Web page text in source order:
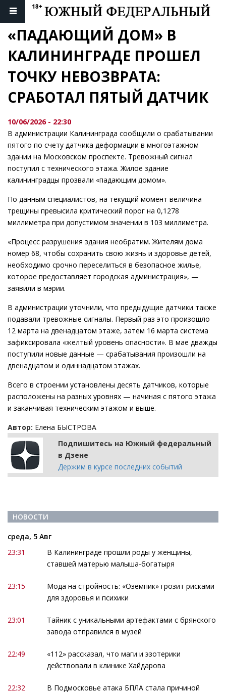
«ПАДАЮЩИЙ ДОМ» В
КАЛИНИНГРАДЕ ПРОШЕЛ
ТОЧКУ НЕВОЗВРАТА:
СРАБОТАЛ ПЯТЫЙ ДАТЧИК
10/06/2026 - 22:30
В администрации Калининграда сообщили о срабатывании
пятого по счету датчика деформации в многоэтажном
здании на Московском проспекте. Тревожный сигнал
поступил с технического этажа. Жилое здание
калининградцы прозвали «падающим домом».
По данным специалистов, на текущий момент величина
трещины превысила критический порог на 0,1278
миллиметра при допустимом значении в 103 миллиметра.
«Процесс разрушения здания необратим. Жителям дома
номер 68, чтобы сохранить свою жизнь и здоровье детей,
необходимо срочно переселиться в безопасное жилье,
которое предоставляет городская администрация», —
заявили в мэрии.
В администрации уточнили, что предыдущие датчики также
подавали тревожные сигналы. Первый раз это произошло
12 марта на двенадцатом этаже, затем 16 марта система
зафиксировала «желтый уровень опасности». В мае дважды
поступили новые данные — срабатывания произошли на
двенадцатом и одиннадцатом этажах.
Всего в строении установлены десять датчиков, которые
расположены на разных уровнях — начиная с пятого этажа
и заканчивая техническим этажом и выше.
Автор: Елена БЫСТРОВА
Подпишитесь на Южный федеральный
в Дзене
Держим в курсе последних событий
НОВОСТИ
среда, 5 Авг
23:31
В Калининграде прошли роды у женщины,
ставшей матерью малыша-богатыря
23:15
Мода на стройность: «Оземпик» грозит рисками
для здоровья и психики
23:01
Тайник с уникальными артефактами с брянского
завода отправился в музей
22:49
«112» рассказал, что маги и эзотерики
действовали в клинике Хайдарова
22:32
В Подмосковье атака БПЛА стала причиной